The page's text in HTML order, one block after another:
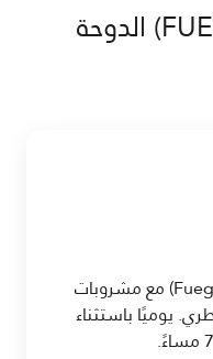
استمتع بكل لحظة في فويجو (Fuego) مع مشروبات
من 30 ريال قطري. يوميًا باستثناء